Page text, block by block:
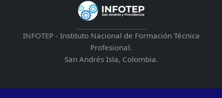
INFOTEP - Instituto Nacional de Formación Técnica
Profesional.
San Andrés Isla, Colombia.